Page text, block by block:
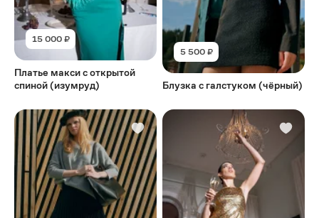
15 000 ₽
Платье макси с открытой
спиной (изумруд)
5 500 ₽
Блузка с галстуком (чёрный)